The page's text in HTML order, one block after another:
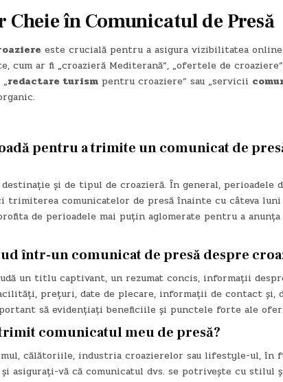
în Comunicatul de Presă
este crucială pentru a asigura vizibilitatea
ar fi „croazieră Mediterană”, „ofertele de
redactare turismpentru croaziere” sau „servicii
pentru a trimite un comunicat de
și de tipul de croazieră. În general, perioadele
trimiterea comunicatelor de presă înainte cu câteva
de perioadele mai puțin aglomerate pentru a
într-un comunicat de presă despre
un titlu captivant, un rezumat concis, informații
prețuri, date de plecare, informații de contact și,
să evidențiați beneficiile și punctele forte ale
comunicatul meu de presă?
călătoriile, industria croazierelor sau lifestyle-ul, în
asigurați-vă că comunicatul dvs. se potrivește cu stilul